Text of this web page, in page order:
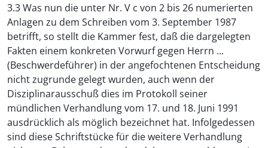
3.3 Was nun die unter Nr. V c von 2 bis 26 numerierten
Anlagen zu dem Schreiben vom 3. September 1987
betrifft, so stellt die Kammer fest, daß die dargelegten
Fakten einem konkreten Vorwurf gegen Herrn ...
(Beschwerdeführer) in der angefochtenen Entscheidung
nicht zugrunde gelegt wurden, auch wenn der
Disziplinarausschuß dies im Protokoll seiner
mündlichen Verhandlung vom 17. und 18. Juni 1991
ausdrücklich als möglich bezeichnet hat. Infolgedessen
sind diese Schriftstücke für die weitere Verhandlung